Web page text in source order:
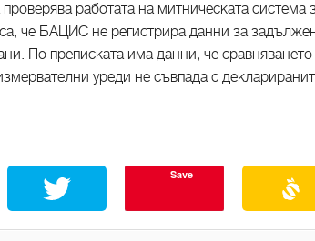
работата на митническата система
че БАЦИС не регистрира данни за
По преписката има данни, че
уреди не съвпада с
Save